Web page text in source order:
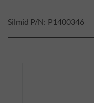
Silmid P/N: P1400346